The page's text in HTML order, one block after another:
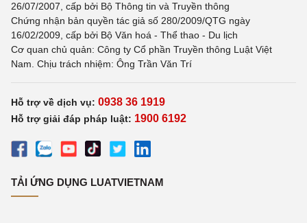
26/07/2007, cấp bởi Bộ Thông tin và Truyền thông
Chứng nhận bản quyền tác giả số 280/2009/QTG ngày
16/02/2009, cấp bởi Bộ Văn hoá - Thể thao - Du lịch
Cơ quan chủ quản: Công ty Cổ phần Truyền thông Luật Việt
Nam. Chịu trách nhiệm: Ông Trần Văn Trí
Hỗ trợ về dịch vụ: 0938 36 1919
Hỗ trợ giải đáp pháp luật: 1900 6192
TẢI ỨNG DỤNG LUATVIETNAM